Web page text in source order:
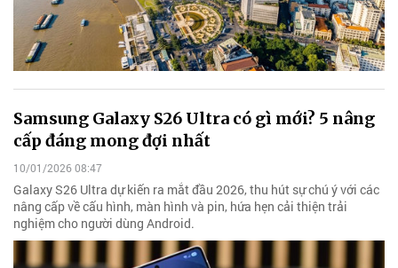
Samsung Galaxy S26 Ultra có gì mới? 5 nâng
cấp đáng mong đợi nhất
10/01/2026 08:47
Galaxy S26 Ultra dự kiến ra mắt đầu 2026, thu hút sự chú ý với các
nâng cấp về cấu hình, màn hình và pin, hứa hẹn cải thiện trải
nghiệm cho người dùng Android.